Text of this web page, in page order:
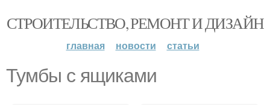
СТРОИТЕЛЬСТВО, РЕМОНТ И ДИЗАЙН
главная новости статьи
Тумбы с ящиками